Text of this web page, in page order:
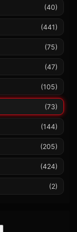
(40)
(441)
(75)
(47)
(105)
(73)
(144)
(205)
(424)
(2)